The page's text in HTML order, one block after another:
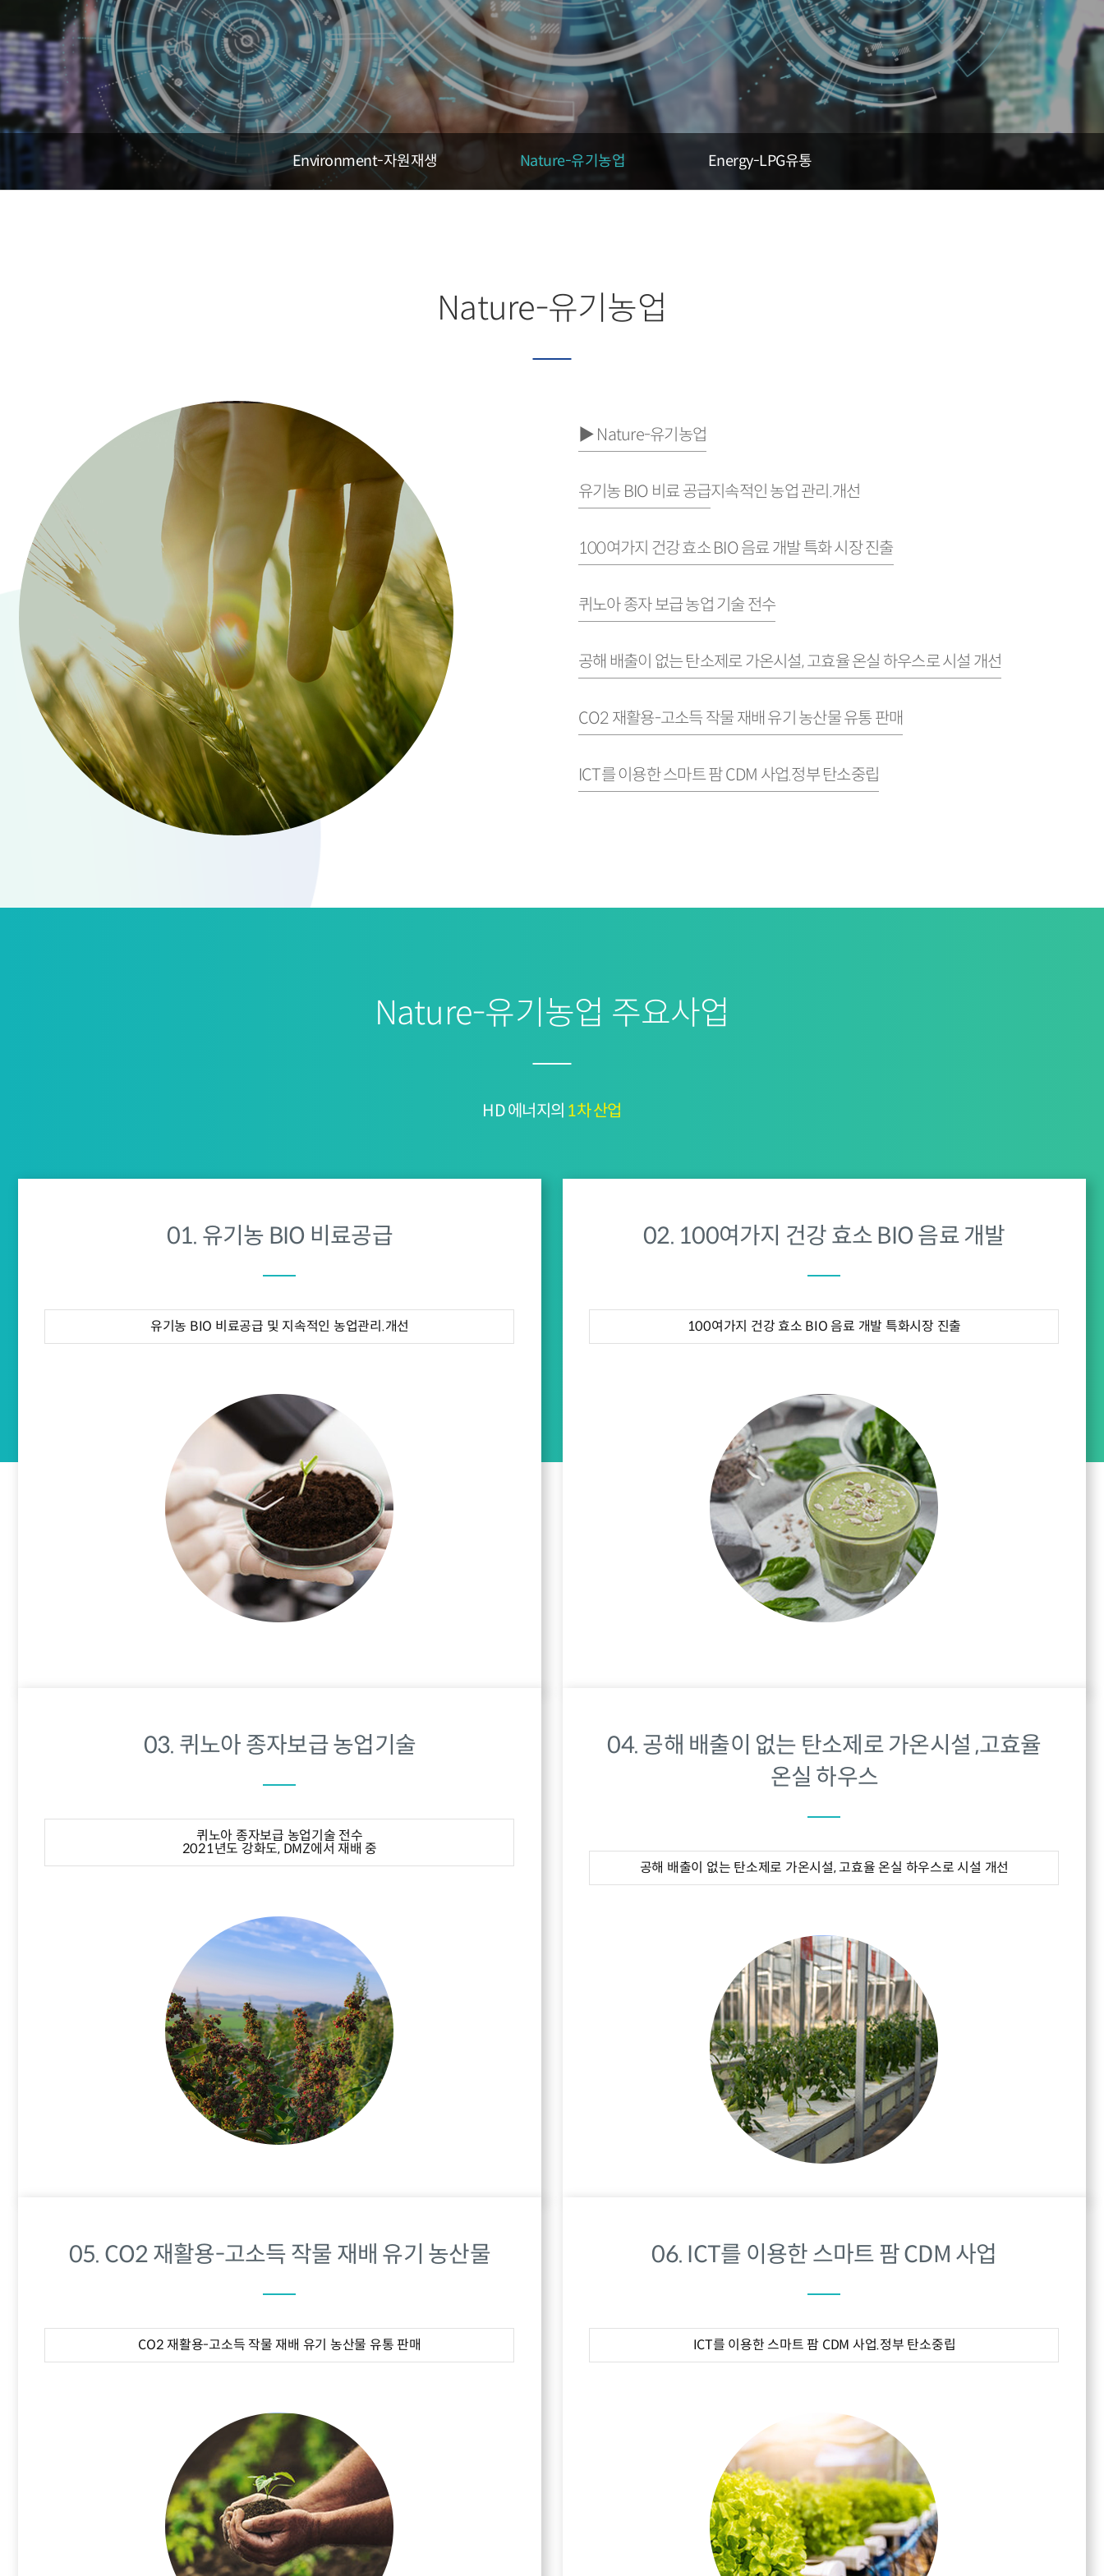
Environment-자원재생 Nature-유기농업 Energy-LPG유통
Nature-유기농업
▶ Nature-유기농업
유기농 BIO 비료 공급지속적인 농업 관리.개선
100여가지 건강 효소 BIO 음료 개발 특화 시장 진출
퀴노아 종자 보급 농업 기술 전수
공해 배출이 없는 탄소제로 가온시설, 고효율 온실 하우스로 시설 개선
CO2 재활용-고소득 작물 재배 유기 농산물 유통 판매
ICT를 이용한 스마트 팜 CDM 사업.정부 탄소중립
Nature-유기농업 주요사업
HD 에너지의 1차 산업
01. 유기농 BIO 비료공급
유기농 BIO 비료공급 및 지속적인 농업관리.개선
02. 100여가지 건강 효소 BIO 음료 개발
100여가지 건강 효소 BIO 음료 개발 특화시장 진출
03. 퀴노아 종자보급 농업기술
퀴노아 종자보급 농업기술 전수
2021년도 강화도, DMZ에서 재배 중
04. 공해 배출이 없는 탄소제로 가온시설 ,고효율
온실 하우스
공해 배출이 없는 탄소제로 가온시설, 고효율 온실 하우스로 시설 개선
05. CO2 재활용-고소득 작물 재배 유기 농산물
CO2 재활용-고소득 작물 재배 유기 농산물 유통 판매
06. ICT를 이용한 스마트 팜 CDM 사업
ICT를 이용한 스마트 팜 CDM 사업.정부 탄소중립